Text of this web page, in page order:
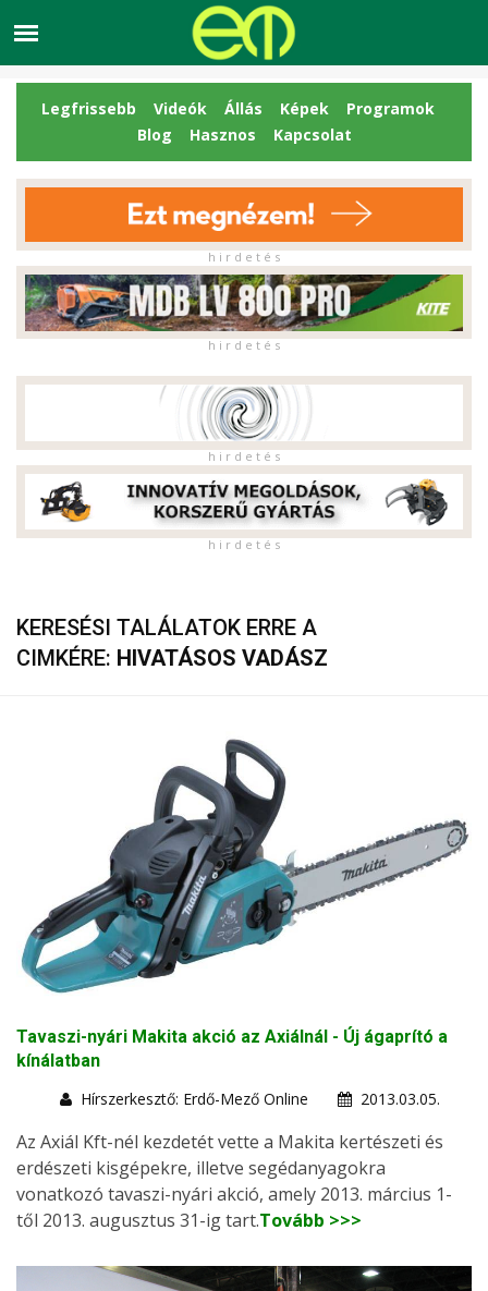
Legfrissebb Videók Állás Képek
Programok
Blog
Hasznos Kapcsolat
h i r d e t é s
h i r d e t é s
h i r d e t é s
h i r d e t é s
KERESÉSI TALÁLATOK ERRE A
CIMKÉRE: HIVATÁSOS VADÁSZ
Tavaszi-nyári Makita akció az Axiálnál - Új ágaprító a
kínálatban
Hírszerkesztő: Erdő-Mező Online
2013.03.05.
Az Axiál Kft-nél kezdetét vette a Makita kertészeti és
erdészeti kisgépekre, illetve segédanyagokra
vonatkozó tavaszi-nyári akció, amely 2013. március 1-
től 2013. augusztus 31-ig tart.Tovább >>>